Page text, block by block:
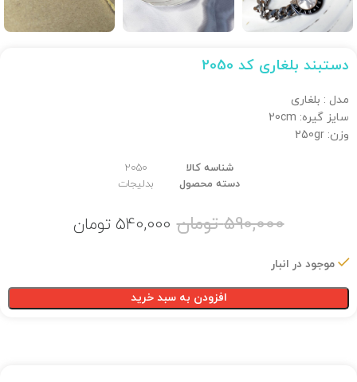
دستبند بلغاری کد 2050
مدل : بلغاری
سایز گیره: 20cm
وزن: 250gr
شناسه کالا
2050
دسته محصول
بدلیجات
590,000 تومان 540,000 تومان
موجود در انبار
افزودن به سبد خرید